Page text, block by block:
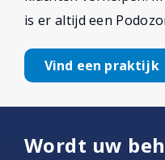
is er altijd een
Vind een praktijk
Wordt uw